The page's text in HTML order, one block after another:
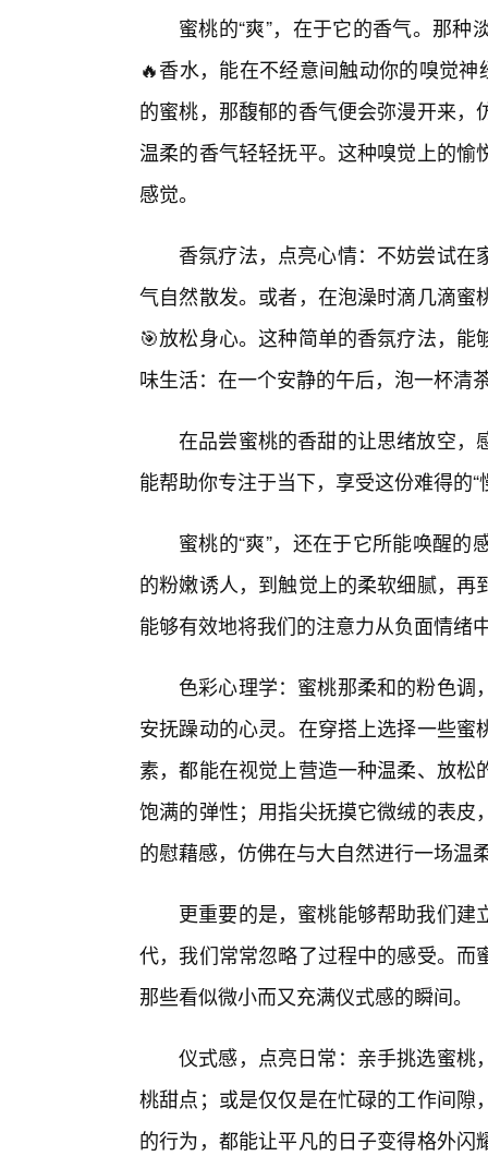
蜜桃的“爽”，在于它的香气。那
🔥香水，能在不经意间触动你的嗅觉
的蜜桃，那馥郁的香气便会弥漫开来
温柔的香气轻轻抚平。这种嗅觉上的
感觉。
香氛疗法，点亮心情：不妨尝试
气自然散发。或者，在泡澡时滴几滴
🎯放松身心。这种简单的香氛疗法，
味生活：在一个安静的午后，泡一杯清
在品尝蜜桃的香甜的让思绪放空，
能帮助你专注于当下，享受这份难得的“
蜜桃的“爽”，还在于它所能唤醒
的粉嫩诱人，到触觉上的柔软细腻，
能够有效地将我们的注意力从负面情绪
色彩心理学：蜜桃那柔和的粉色调
安抚躁动的心灵。在穿搭上选择一些
素，都能在视觉上营造一种温柔、放
饱满的弹性；用指尖抚摸它微绒的表
的慰藉感，仿佛在与大自然进行一场温
更重要的是，蜜桃能够帮助我们
代，我们常常忽略了过程中的感受。
那些看似微小而又充满仪式感的瞬间。
仪式感，点亮日常：亲手挑选蜜桃
桃甜点；或是仅仅是在忙碌的工作间
的行为，都能让平凡的日子变得格外